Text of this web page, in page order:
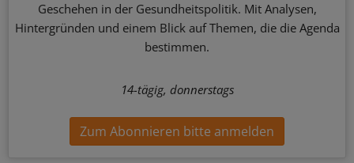
Geschehen in der Gesundheitspolitik. Mit Analysen,
Hintergründen und einem Blick auf Themen, die die Agenda
bestimmen.
14-tägig, donnerstags
Zum Abonnieren bitte anmelden